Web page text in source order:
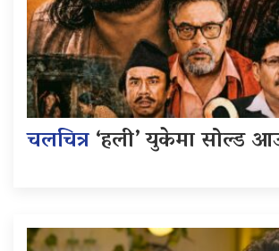
चलचित्र‘हली’ युकेमा सोल्ड